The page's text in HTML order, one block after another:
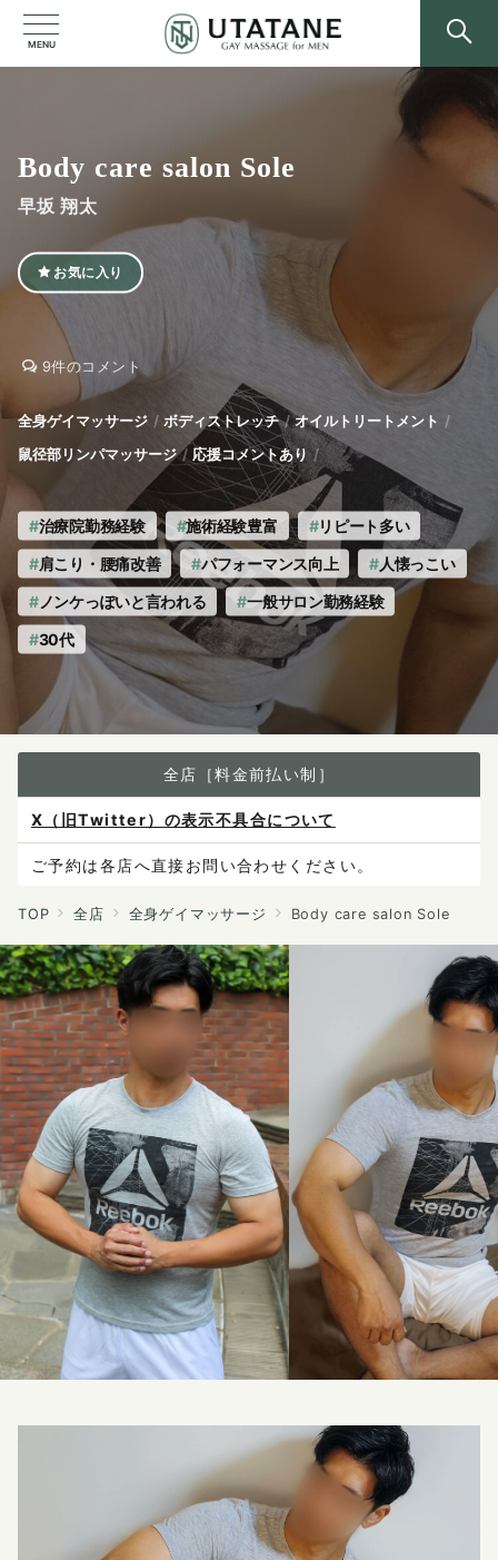
MENU
Body care salon Sole
早坂 翔太
お気に入り
Body
salon
Sole
Body
salon
Sole
へ
9件のコメント
全身ゲイマッサージ ボディストレッチ
オイルトリートメント
鼠径部リンパマッサージ
応援コメントあり
治療院勤務経験 施術経験豊富
リピート多い
肩こり・腰痛改善
パフォーマンス向上
人懐っこい
ノンケっぽいと言われる
一般サロン勤務経験
30代
全店［料金前払い制］
X（旧Twitter）の表示不具合について
ご予約は各店へ直接お問い合わせください。
料金は当日施術前にお支払いください。
感染症防止対策について
料金改定のお知らせ
TOP 全店 全身ゲイマッサージ Body care salon Sole